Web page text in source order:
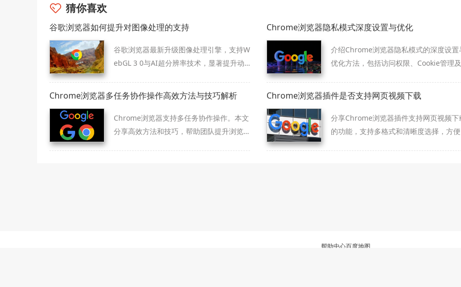
猜你喜欢
谷歌浏览器如何提升对图像处理的支持
谷歌浏览器最新升级图像处理引擎，支持W
ebGL 3 0与AI超分辨率技术，显著提升动
开发者提供专业级网页视觉处理解决方
案。
Chrome浏览器隐私模式深度设置与优化
介绍Chrome浏览器隐私模式的深度设置
优化方法，包括访问权限、Cookie管理及
Chrome浏览器多任务协作操作高效方法与技巧解析
Chrome浏览器支持多任务协作操作。本文
分享高效方法和技巧，帮助团队提升浏览
Chrome浏览器插件是否支持网页视频下载
分享Chrome浏览器插件支持网页视频下
的功能，支持多格式和清晰度选择，方便
帮助中心百度地图